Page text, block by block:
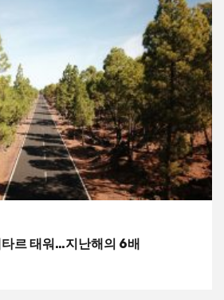
르 태워…지난해의 6배